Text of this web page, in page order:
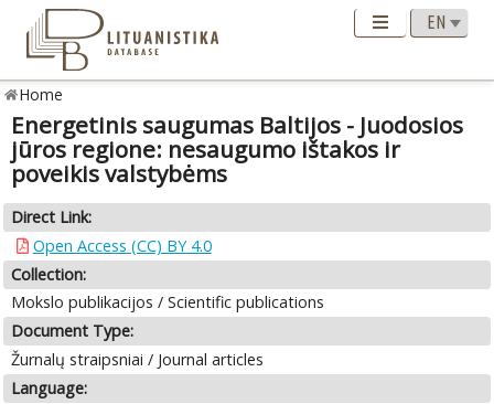
Home
Energetinis saugumas Baltijos - Juodosios
jūros regione: nesaugumo ištakos ir
poveikis valstybėms
Direct Link:
Open Access (CC) BY 4.0
Collection:
Mokslo publikacijos / Scientific publications
Document Type:
Žurnalų straipsniai / Journal articles
Language: